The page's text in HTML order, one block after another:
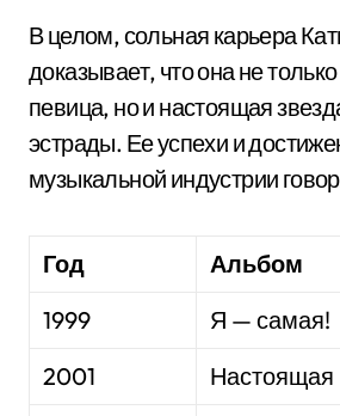
В целом, сольная карьера
доказывает, что она не
певица, но и настоящая
эстрады. Ее успехи и
музыкальной индустрии
Год
Альбом
1999
Я — самая!
2001
Настоящая